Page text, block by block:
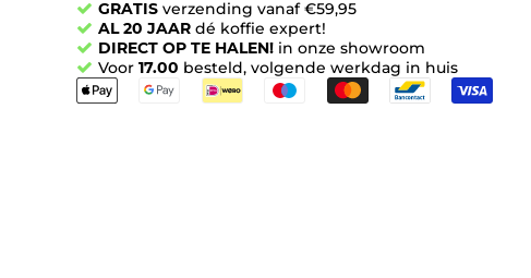
GRATIS verzending vanaf €59,95
AL 20 JAAR dé koffie expert!
DIRECT OP TE HALEN! in onze showroom
Voor 17.00 besteld, volgende werkdag in huis